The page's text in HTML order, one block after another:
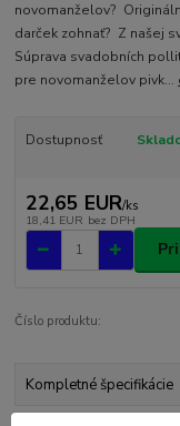
novomanželov?
darček zohnať? Z našej
Súprava svadobních
pre novomanželov pivk...
Dostupnosť
22,65 EUR/ks
18,41 EUR bez DPH
Číslo produktu:
Kompletné špecifikácie